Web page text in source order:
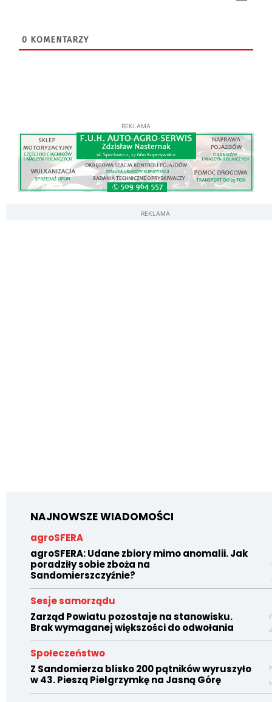
0 KOMENTARZY
REKLAMA
REKLAMA
NAJNOWSZE WIADOMOŚCI
agroSFERA
agroSFERA: Udane zbiory mimo anomalii. Jak
poradziły sobie zboża na
Sandomierszczyźnie?
Sesje samorządu
Zarząd Powiatu pozostaje na stanowisku.
Brak wymaganej większości do odwołania
Społeczeństwo
Z Sandomierza blisko 200 pątników wyruszyło
w 43. Pieszą Pielgrzymkę na Jasną Górę